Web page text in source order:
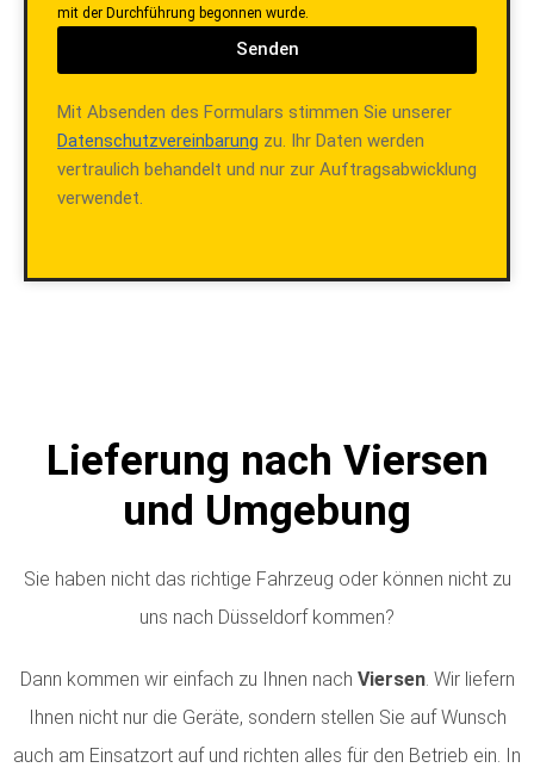
mit der Durchführung begonnen wurde.
Senden
Mit Absenden des Formulars stimmen Sie unserer
Datenschutzvereinbarung zu. Ihr Daten werden
vertraulich behandelt und nur zur Auftragsabwicklung
verwendet.
Lieferung nach Viersen
und Umgebung
Sie haben nicht das richtige Fahrzeug oder können nicht zu
uns nach Düsseldorf kommen?
Dann kommen wir einfach zu Ihnen nach Viersen. Wir liefern
Ihnen nicht nur die Geräte, sondern stellen Sie auf Wunsch
auch am Einsatzort auf und richten alles für den Betrieb ein. In